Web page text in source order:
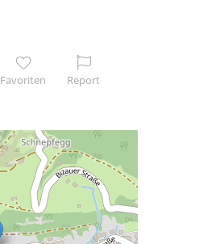
Favoriten Report